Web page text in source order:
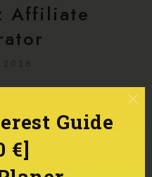
Affiliate
ein, um
Guide
€]